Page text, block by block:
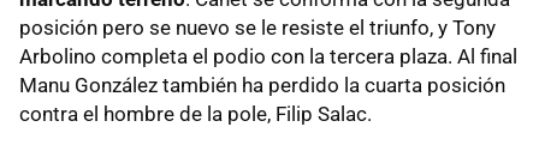
posición pero se nuevo se le resiste el triunfo, y Tony
Arbolino completa el podio con la tercera plaza. Al final
Manu González también ha perdido la cuarta posición
contra el hombre de la pole, Filip Salac.